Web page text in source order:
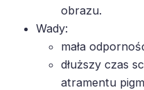
obrazu.
Wady:
mała
dłuższy czas
atramentu